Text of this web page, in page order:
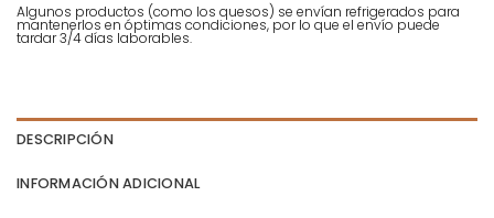
Algunos productos (como los quesos) se envían refrigerados para
mantenerlos en óptimas condiciones, por lo que el envío puede
tardar 3/4 días laborables.
DESCRIPCIÓN
INFORMACIÓN ADICIONAL